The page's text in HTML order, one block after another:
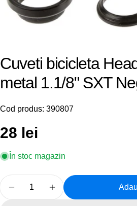
Cuveti bicicleta
metal 1.1/8" SXT
Cod produs: 390807
Preț
obișnuit
28 lei
În stoc magazin
Reduceți Cantitatea Pentru
Creșteți Cantitatea